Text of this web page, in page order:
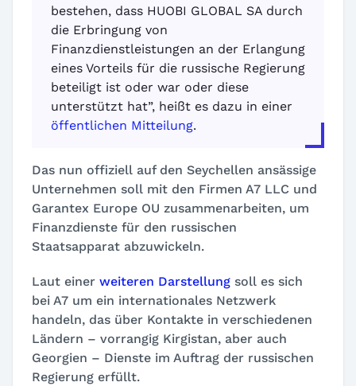
bestehen, dass HUOBI GLOBAL SA durch
die Erbringung von
Finanzdienstleistungen an der Erlangung
eines Vorteils für die russische Regierung
beteiligt ist oder war oder diese
unterstützt hat”, heißt es dazu in einer
öffentlichen Mitteilung.
Das nun offiziell auf den Seychellen ansässige
Unternehmen soll mit den Firmen A7 LLC und
Garantex Europe OU zusammenarbeiten, um
Finanzdienste für den russischen
Staatsapparat abzuwickeln.
Laut einer weiteren Darstellung soll es sich
bei A7 um ein internationales Netzwerk
handeln, das über Kontakte in verschiedenen
Ländern – vorrangig Kirgistan, aber auch
Georgien – Dienste im Auftrag der russischen
Regierung erfüllt.